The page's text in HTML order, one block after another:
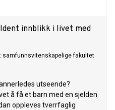
innblikk i livet med
samfunnsvitenskapelige fakultet
utseende?
å få et barn med en sjelden
oppleves tverrfaglig